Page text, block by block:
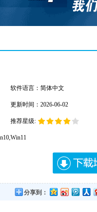
软件语言：简体中文
更新时间：2026-06-02
推荐星级:
分享到：